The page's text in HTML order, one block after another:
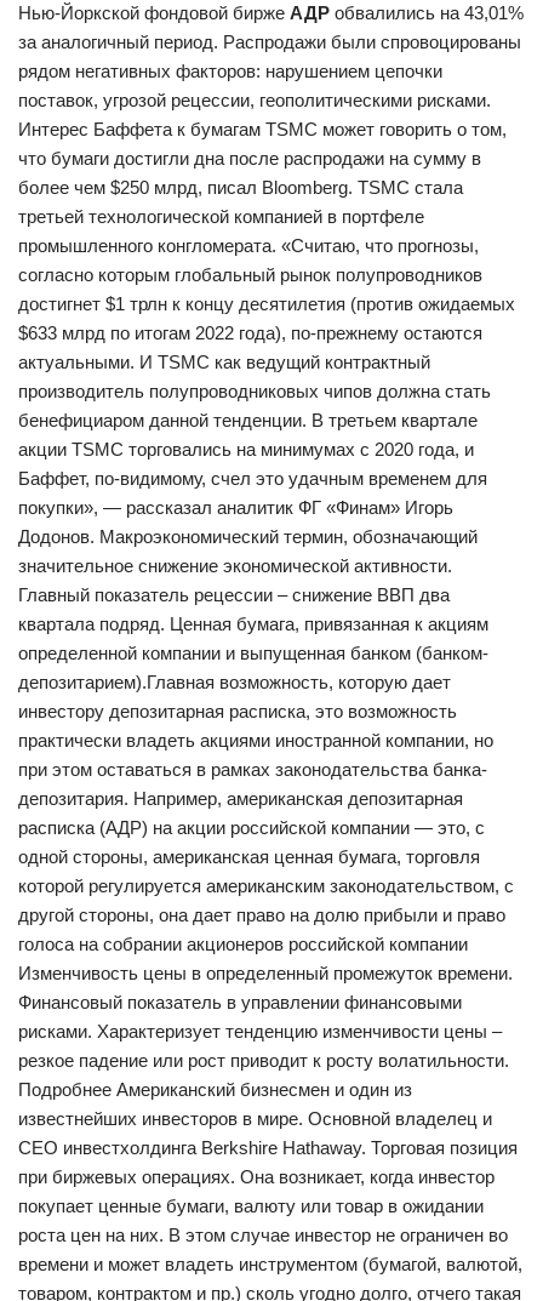
Нью-Йоркской фондовой бирже АДР обвалились на 43,01%
за аналогичный период. Распродажи были спровоцированы
рядом негативных факторов: нарушением цепочки
поставок, угрозой рецессии, геополитическими рисками.
Интерес Баффета к бумагам TSMC может говорить о том,
что бумаги достигли дна после распродажи на сумму в
более чем $250 млрд, писал Bloomberg. TSMC стала
третьей технологической компанией в портфеле
промышленного конгломерата. «Считаю, что прогнозы,
согласно которым глобальный рынок полупроводников
достигнет $1 трлн к концу десятилетия (против ожидаемых
$633 млрд по итогам 2022 года), по-прежнему остаются
актуальными. И TSMC как ведущий контрактный
производитель полупроводниковых чипов должна стать
бенефициаром данной тенденции. В третьем квартале
акции TSMC торговались на минимумах с 2020 года, и
Баффет, по-видимому, счел это удачным временем для
покупки», — рассказал аналитик ФГ «Финам» Игорь
Додонов. Макроэкономический термин, обозначающий
значительное снижение экономической активности.
Главный показатель рецессии – снижение ВВП два
квартала подряд. Ценная бумага, привязанная к акциям
определенной компании и выпущенная банком (банком-
депозитарием).Главная возможность, которую дает
инвестору депозитарная расписка, это возможность
практически владеть акциями иностранной компании, но
при этом оставаться в рамках законодательства банка-
депозитария. Например, американская депозитарная
расписка (АДР) на акции российской компании — это, с
одной стороны, американская ценная бумага, торговля
которой регулируется американским законодательством, с
другой стороны, она дает право на долю прибыли и право
голоса на собрании акционеров российской компании
Изменчивость цены в определенный промежуток времени.
Финансовый показатель в управлении финансовыми
рисками. Характеризует тенденцию изменчивости цены –
резкое падение или рост приводит к росту волатильности.
Подробнее Американский бизнесмен и один из
известнейших инвесторов в мире. Основной владелец и
CEO инвестхолдинга Berkshire Hathaway. Торговая позиция
при биржевых операциях. Она возникает, когда инвестор
покупает ценные бумаги, валюту или товар в ожидании
роста цен на них. В этом случае инвестор не ограничен во
времени и может владеть инструментом (бумагой, валютой,
товаром, контрактом и пр.) сколь угодно долго, отчего такая